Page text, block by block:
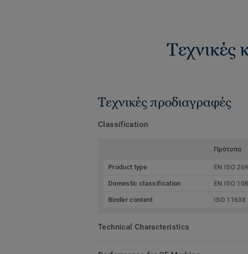
Τεχνικές
Τεχνικές προδιαγραφές
Classification
Πρότυπο
Product type EN ISO
Domestic classification EN ISO
Binder content ISO 11638
Technical Characteristics